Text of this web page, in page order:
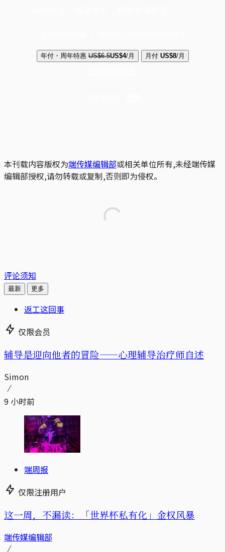
年付・周年特惠 US$6.5US$4/月 月付 US$8/月
本刊载内容版权为端传媒编辑部或相关单位所有,未经端传媒
编辑部授权,请勿转载或复制,否则即为侵权。
评论须知
最新 更多
返工这回事
仅限会员
辅导是迎向他者的冒险——心理辅导治疗师自述
Simon
9 小时前
端周报
仅限注册用户
这一周，不漏读：「世界杯私有化」金权风暴
端传媒编辑部